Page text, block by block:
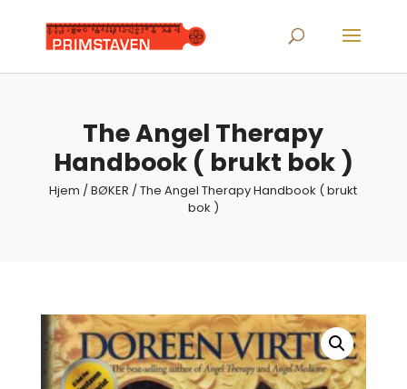
search
The Angel Therapy
Handbook ( brukt bok )
Hjem /BØKER / The Angel Therapy Handbook ( brukt
bok )